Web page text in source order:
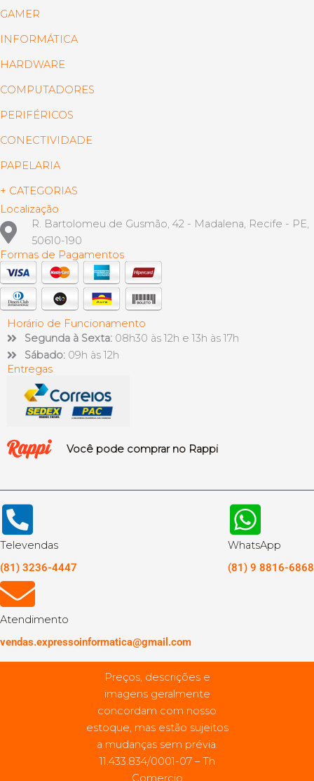
GAMER
INFORMÁTICA
HARDWARE
COMPUTADORES
PERIFÉRICOS
CONECTIVIDADE
PAPELARIA
+ CATEGORIAS
Localização
R. Bartolomeu de Gusmão, 42 - Madalena, Recife - PE,
50610-190
Formas de Pagamentos
Horário de Funcionamento
Segunda à Sexta: 08h30 às 12h e 13h às 17h
Sábado: 09h às 12h
Entregas
Você pode comprar no Rappi
Televendas
(81) 3236-4447
WhatsApp
(81) 9 8816-6868
Atendimento
vendas.expressoinformatica@gmail.com
Preços, descrições e
imagens geralmente
concordam com nosso
estoque, mas estão sujeitos
a mudanças sem prévia.
11.433.834/0001-07 – Th
Comercio